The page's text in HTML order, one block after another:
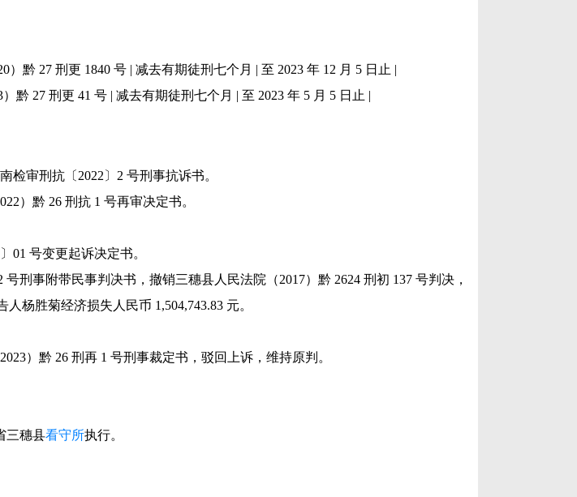
）黔 27 刑更 1840 号 | 减去有期徒刑七个月 | 至 2023 年 12 月 5 日止 |
黔 27 刑更 41 号 | 减去有期徒刑七个月 | 至 2023 年 5 月 5 日止 |
检审刑抗〔2022〕2 号刑事抗诉书。
）黔 26 刑抗 1 号再审决定书。
01 号变更起诉决定书。
刑事附带民事判决书，撤销三穗县人民法院（2017）黔 2624 刑初 137 号判决，
杨胜菊经济损失人民币 1,504,743.83 元。
）黔 26 刑再 1 号刑事裁定书，驳回上诉，维持原判。
三穗县看守所执行。